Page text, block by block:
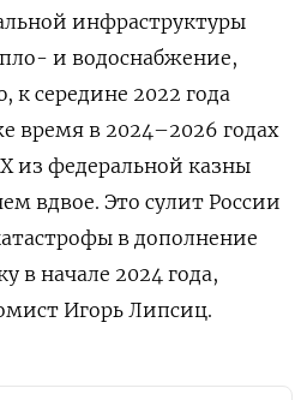
инфраструктуры
и водоснабжение,
к середине 2022 года
время в 2024–2026 годах
из федеральной казны
вдвое. Это сулит России
в дополнение
в начале 2024 года,
Игорь Липсиц.